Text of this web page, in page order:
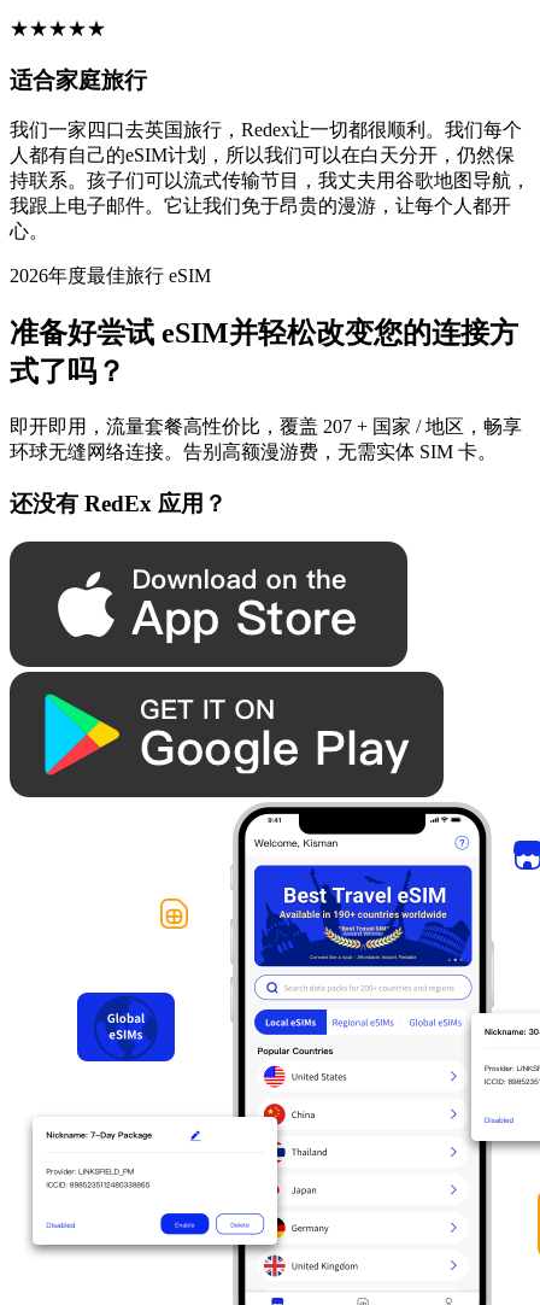
★★★★★
适合家庭旅行
我们一家四口去英国旅行，Redex让一切都很顺利。我们每个
人都有自己的eSIM计划，所以我们可以在白天分开，仍然保
持联系。孩子们可以流式传输节目，我丈夫用谷歌地图导航，
我跟上电子邮件。它让我们免于昂贵的漫游，让每个人都开
心。
2026年度最佳旅行 eSIM
准备好尝试 eSIM并轻松改变您的连接方
式了吗？
即开即用，流量套餐高性价比，覆盖 207 + 国家 / 地区，畅享
环球无缝网络连接。告别高额漫游费，无需实体 SIM 卡。
还没有 RedEx 应用？